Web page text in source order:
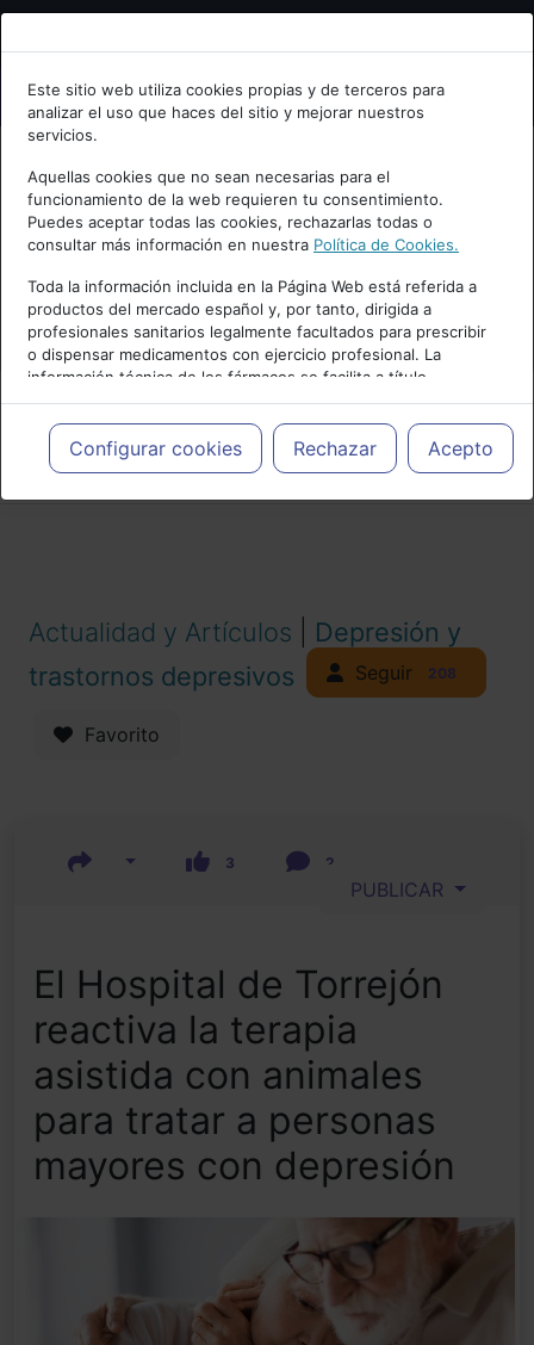
Bienvenid@ a psiquiatria.com
Escribe tu Email
Accede o regístrate con tu email.
Cancelar
Este sitio web utiliza cookies propias y de terceros para
analizar el uso que haces del sitio y mejorar nuestros
servicios.
Aquellas cookies que no sean necesarias para el
funcionamiento de la web requieren tu consentimiento.
Puedes aceptar todas las cookies, rechazarlas todas o
consultar más información en nuestra Política de Cookies.
Toda la información incluida en la Página Web está referida a
productos del mercado español y, por tanto, dirigida a
profesionales sanitarios legalmente facultados para prescribir
o dispensar medicamentos con ejercicio profesional. La
información técnica de los fármacos se facilita a título
meramente informativo, siendo responsabilidad de los
profesionales facultados prescribir medicamentos y decidir, en
cada caso concreto, el tratamiento más adecuado a las
necesidades del paciente.
Configurar cookies Rechazar Acepto
PUBLICIDAD
Actualidad y Artículos
Depresión y
trastornos depresivos
Seguir 208
Favorito
3 2
PUBLICAR
El Hospital de Torrejón
reactiva la terapia
asistida con animales
para tratar a personas
mayores con depresión